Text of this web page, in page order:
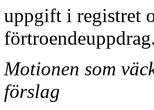
uppgift i registret
Motionen som
förslag